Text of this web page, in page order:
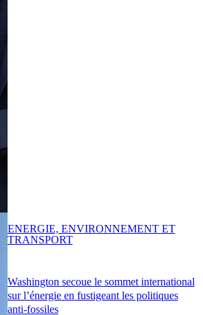
Washington secoue le sommet international
sur l’énergie en fustigeant les politiques
anti-fossiles
ENERGIE, ENVIRONNEMENT ET
TRANSPORT